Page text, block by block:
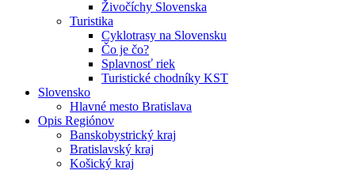
Živočíchy Slovenska
Turistika
Cyklotrasy na Slovensku
Čo je čo?
Splavnosť riek
Turistické chodníky KST
Slovensko
Hlavné mesto Bratislava
Opis Regiónov
Banskobystrický kraj
Bratislavský kraj
Košický kraj